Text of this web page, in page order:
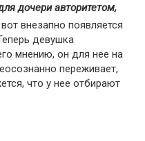
дочери авторитетом,
внезапно появляется
девушка
мнению, он для нее на
переживает,
что у нее отбирают